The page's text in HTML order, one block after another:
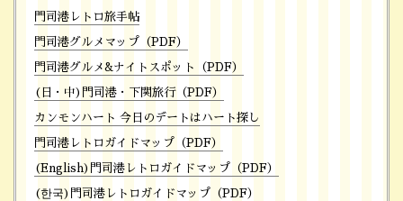
門司港レトロ旅手帖
門司港グルメマップ（PDF）
門司港グルメ&ナイトスポット（PDF）
(日・中)門司港・下関旅行（PDF）
カンモンハート 今日のデートはハート探し
門司港レトロガイドマップ（PDF）
(English)門司港レトロガイドマップ（PDF）
(한국)門司港レトロガイドマップ（PDF）